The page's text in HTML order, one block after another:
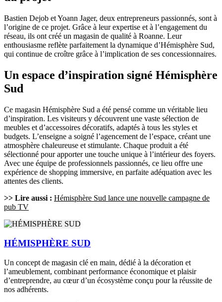
Bastien Dejob et Yoann Jager, deux entrepreneurs passionnés, sont à
l’origine de ce projet. Grâce à leur expertise et à l’engagement du
réseau, ils ont créé un magasin de qualité à Roanne. Leur
enthousiasme reflète parfaitement la dynamique d’Hémisphère Sud,
qui continue de croître grâce à l’implication de ses concessionnaires.
Un espace d’inspiration signé Hémisphère
Sud
Ce magasin Hémisphère Sud a été pensé comme un véritable lieu
d’inspiration. Les visiteurs y découvrent une vaste sélection de
meubles et d’accessoires décoratifs, adaptés à tous les styles et
budgets. L’enseigne a soigné l’agencement de l’espace, créant une
atmosphère chaleureuse et stimulante. Chaque produit a été
sélectionné pour apporter une touche unique à l’intérieur des foyers.
Avec une équipe de professionnels passionnés, ce lieu offre une
expérience de shopping immersive, en parfaite adéquation avec les
attentes des clients.
>> Lire aussi : Hémisphère Sud lance une nouvelle campagne de
pub TV
HÉMISPHÈRE SUD
Un concept de magasin clé en main, dédié à la décoration et
l’ameublement, combinant performance économique et plaisir
d’entreprendre, au cœur d’un écosystème conçu pour la réussite de
nos adhérents.